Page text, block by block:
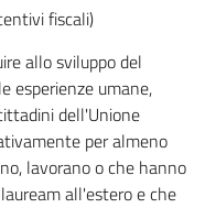
fiscali)
allo sviluppo del
esperienze umane,
dell'Unione
per almeno
lavorano o che hanno
all'estero e che